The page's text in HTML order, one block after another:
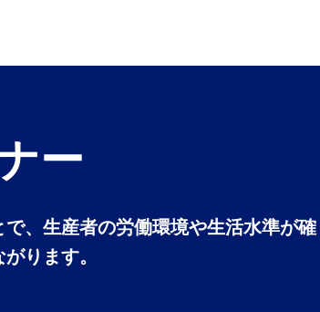
ー
、生産者の労働環境や生活水準が確
ります。